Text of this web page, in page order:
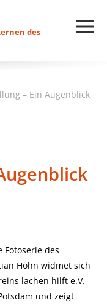
des
– Ein Augenblick
Fotoserie des
Höhn widmet sich
lachen hilft e.V. –
und zeigt